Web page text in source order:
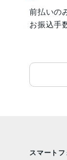
前払いの
お振込手
スマート